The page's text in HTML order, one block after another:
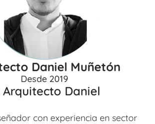
Daniel Muñetón
Desde 2019
Daniel
con experiencia en sector